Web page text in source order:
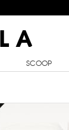
SCOOP